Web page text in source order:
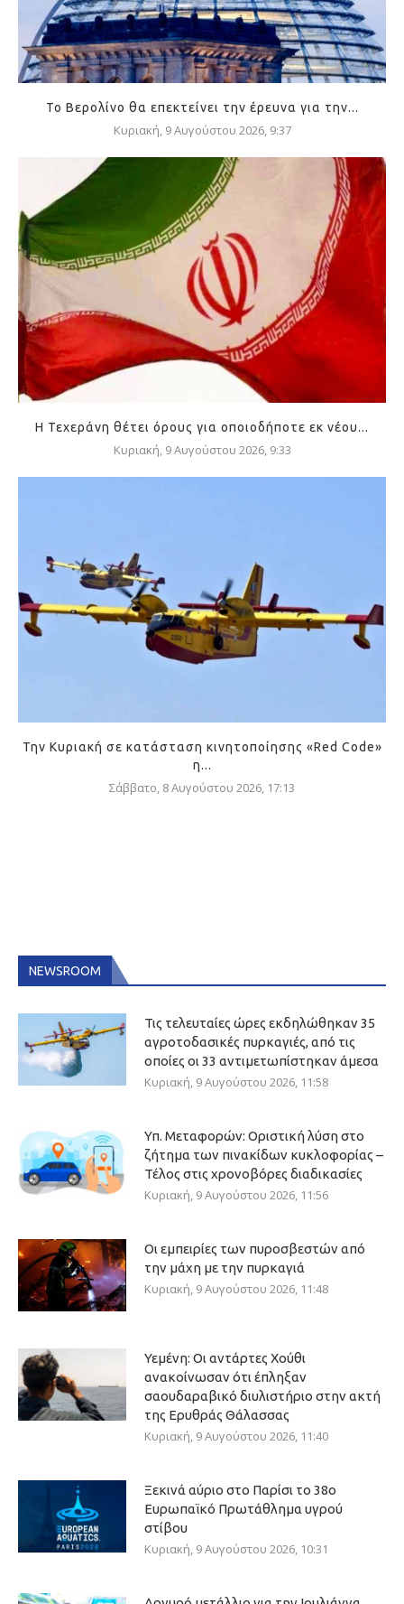
Το Βερολίνο θα επεκτείνει την έρευνα για την...
Κυριακή, 9 Αυγούστου 2026, 9:37
Η Τεχεράνη θέτει όρους για οποιοδήποτε εκ νέου...
Κυριακή, 9 Αυγούστου 2026, 9:33
Την Κυριακή σε κατάσταση κινητοποίησης «Red Code»
η...
Σάββατο, 8 Αυγούστου 2026, 17:13
NEWSROOM
Τις τελευταίες ώρες εκδηλώθηκαν 35
αγροτοδασικές πυρκαγιές, από τις
οποίες οι 33 αντιμετωπίστηκαν άμεσα
Κυριακή, 9 Αυγούστου 2026, 11:58
Υπ. Μεταφορών: Οριστική λύση στο
ζήτημα των πινακίδων κυκλοφορίας –
Τέλος στις χρονοβόρες διαδικασίες
Κυριακή, 9 Αυγούστου 2026, 11:56
Οι εμπειρίες των πυροσβεστών από
την μάχη με την πυρκαγιά
Κυριακή, 9 Αυγούστου 2026, 11:48
Υεμένη: Οι αντάρτες Χούθι
ανακοίνωσαν ότι έπληξαν
σαουδαραβικό διυλιστήριο στην ακτή
της Ερυθράς Θάλασσας
Κυριακή, 9 Αυγούστου 2026, 11:40
Ξεκινά αύριο στο Παρίσι το 38ο
Ευρωπαϊκό Πρωτάθλημα υγρού
στίβου
Κυριακή, 9 Αυγούστου 2026, 10:31